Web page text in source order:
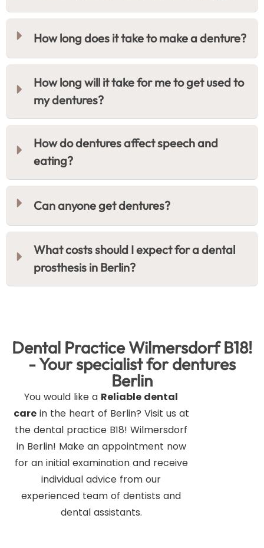
How long does it take to make a denture?
How long will it take for me to get used to
my dentures?
How do dentures affect speech and
eating?
Can anyone get dentures?
What costs should I expect for a dental
prosthesis in Berlin?
Dental Practice Wilmersdorf B18!
- Your specialist for dentures
Berlin
You would like a Reliable dental
carein the heart of Berlin? Visit us at
the dental practice B18! Wilmersdorf
in Berlin! Make an appointment now
for an initial examination and receive
individual advice from our
experienced team of dentists and
dental assistants.